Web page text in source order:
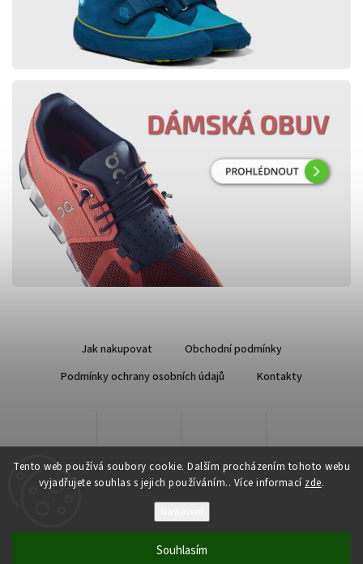
Tento web používá soubory cookie. Dalším procházením tohoto webu
vyjadřujete souhlas s jejich používáním.. Více informací zde.
Souhlasím
Jak nakupovat
Obchodní podmínky
Podmínky ochrany osobních údajů
Kontakty
Qsport.cz. Všechna práva vyhrazena.